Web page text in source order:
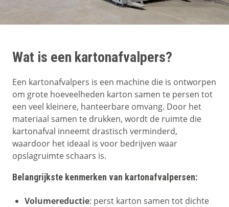
Wat is een kartonafvalpers?
Een kartonafvalpers is een machine die is ontworpen
om grote hoeveelheden karton samen te persen tot
een veel kleinere, hanteerbare omvang. Door het
materiaal samen te drukken, wordt de ruimte die
kartonafval inneemt drastisch verminderd,
waardoor het ideaal is voor bedrijven waar
opslagruimte schaars is.
Belangrijkste kenmerken van kartonafvalpersen:
Volumereductie: perst karton samen tot dichte